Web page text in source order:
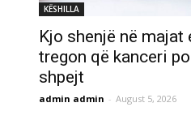
KËSHILLA
Kjo shenjë në majat
tregon që kanceri
shpejt
admin admin - August 5, 2026